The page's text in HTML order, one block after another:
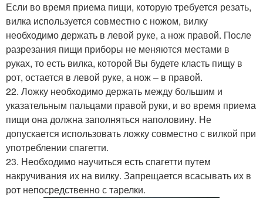
Если во время приема пищи, которую требуется резать,
вилка используется совместно с ножом, вилку
необходимо держать в левой руке, а нож правой. После
разрезания пищи приборы не меняются местами в
руках, то есть вилка, которой Вы будете класть пищу в
рот, остается в левой руке, а нож – в правой.
22. Ложку необходимо держать между большим и
указательным пальцами правой руки, и во время приема
пищи она должна заполняться наполовину. Не
допускается использовать ложку совместно с вилкой при
употреблении спагетти.
23. Необходимо научиться есть спагетти путем
накручивания их на вилку. Запрещается всасывать их в
рот непосредственно с тарелки.